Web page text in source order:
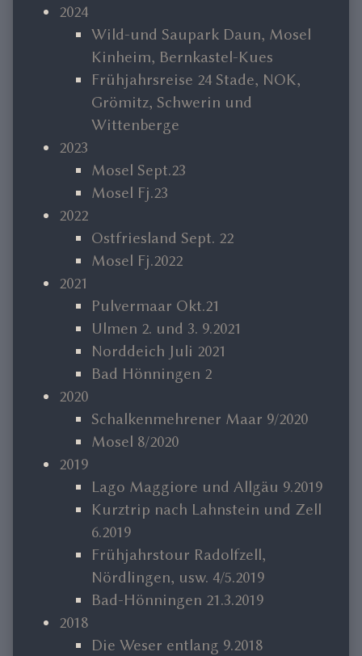
2024
Wild-und Saupark Daun, Mosel
Kinheim, Bernkastel-Kues
Frühjahrsreise 24 Stade, NOK,
Grömitz, Schwerin und
Wittenberge
2023
Mosel Sept.23
Mosel Fj.23
2022
Ostfriesland Sept. 22
Mosel Fj.2022
2021
Pulvermaar Okt.21
Ulmen 2. und 3. 9.2021
Norddeich Juli 2021
Bad Hönningen 2
2020
Schalkenmehrener Maar 9/2020
Mosel 8/2020
2019
Lago Maggiore und Allgäu 9.2019
Kurztrip nach Lahnstein und Zell
6.2019
Frühjahrstour Radolfzell,
Nördlingen, usw. 4/5.2019
Bad-Hönningen 21.3.2019
2018
Die Weser entlang 9.2018